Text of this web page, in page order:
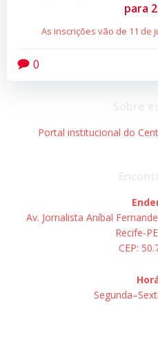
para
As inscrições vão de 11 de
0
Portal institucional do
Av. Jornalista Aníbal
Recife-
CEP: